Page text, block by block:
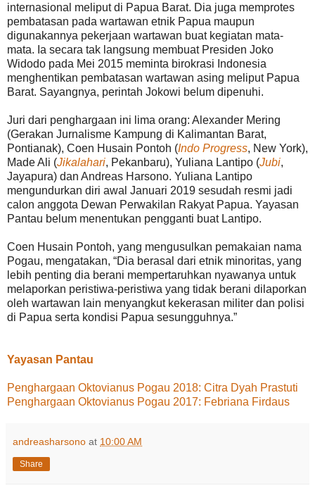
internasional meliput di Papua Barat. Dia juga memprotes
pembatasan pada wartawan etnik Papua maupun
digunakannya pekerjaan wartawan buat kegiatan mata-
mata. Ia secara tak langsung membuat Presiden Joko
Widodo pada Mei 2015 meminta birokrasi Indonesia
menghentikan pembatasan wartawan asing meliput Papua
Barat. Sayangnya, perintah Jokowi belum dipenuhi.
Juri dari penghargaan ini lima orang: Alexander Mering
(Gerakan Jurnalisme Kampung di Kalimantan Barat,
Pontianak), Coen Husain Pontoh (Indo Progress, New York),
Made Ali (Jikalahari, Pekanbaru), Yuliana Lantipo (Jubi,
Jayapura) dan Andreas Harsono. Yuliana Lantipo
mengundurkan diri awal Januari 2019 sesudah resmi jadi
calon anggota Dewan Perwakilan Rakyat Papua. Yayasan
Pantau belum menentukan pengganti buat Lantipo.
Coen Husain Pontoh, yang mengusulkan pemakaian nama
Pogau, mengatakan, “Dia berasal dari etnik minoritas, yang
lebih penting dia berani mempertaruhkan nyawanya untuk
melaporkan peristiwa-peristiwa yang tidak berani dilaporkan
oleh wartawan lain menyangkut kekerasan militer dan polisi
di Papua serta kondisi Papua sesungguhnya.”
Yayasan Pantau
Penghargaan Oktovianus Pogau 2018: Citra Dyah Prastuti
Penghargaan Oktovianus Pogau 2017: Febriana Firdaus
andreasharsono at 10:00 AM
Share